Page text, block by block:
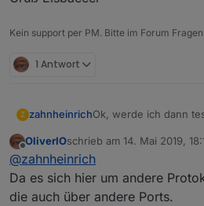
Kein support per PM. Bitte im Forum
1 Antwort
Z zahnheinrichOk, werde ich dann
Wie schon
bei mir schon lange
Probleme.
Offline
OliverIOschrieb am 14. Mai 2019,
zuletzt editiert von
@zahnheinrich
Da es sich hier um andere
die auch über andere Ports.